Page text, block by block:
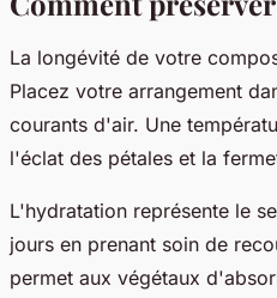
La longévité de votre
Placez votre arrangement
courants d'air. Une
l'éclat des pétales et la
L'hydratation représente le
jours en prenant soin de
permet aux végétaux